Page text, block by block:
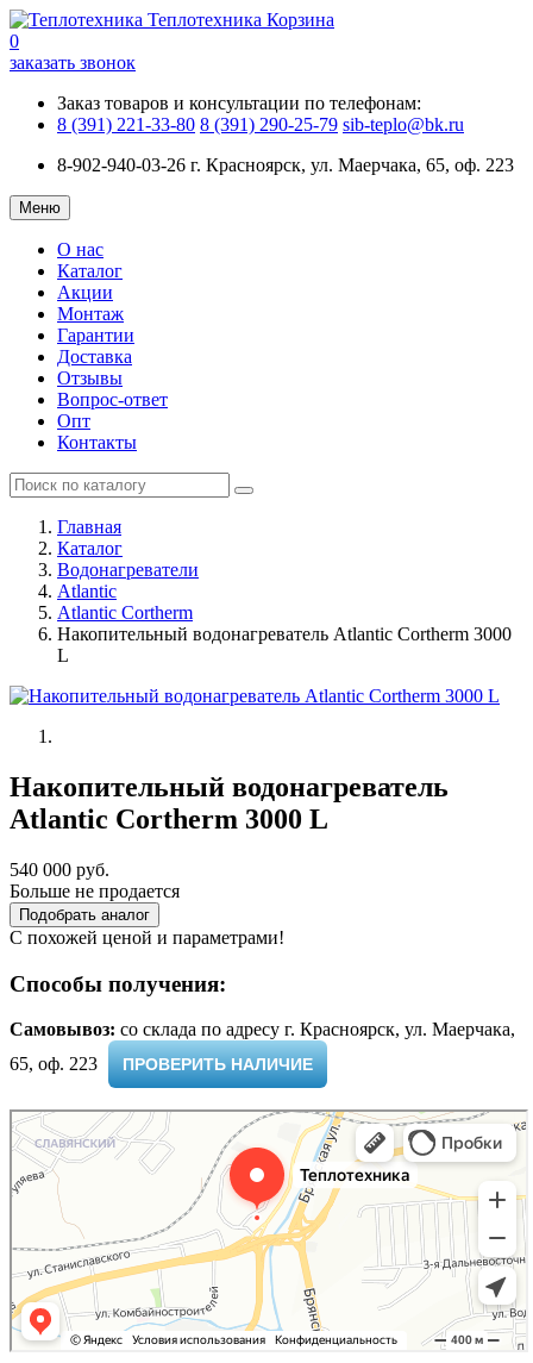
Теплотехника Корзина
0
заказать звонок
Заказ товаров и консультации по телефонам:
8 (391) 221-33-80 8 (391) 290-25-79 sib-teplo@bk.ru
8-902-940-03-26 г. Красноярск, ул. Маерчака, 65, оф. 223
Меню
О нас
Каталог
Акции
Монтаж
Гарантии
Доставка
Отзывы
Вопрос-ответ
Опт
Контакты
Главная
Каталог
Водонагреватели
Atlantic
Atlantic Cortherm
Накопительный водонагреватель Atlantic Cortherm 3000
L
Накопительный водонагреватель
Atlantic Cortherm 3000 L
540 000 руб.
Больше не продается
Подобрать аналог
С похожей ценой и параметрами!
Способы получения:
Самовывоз: cо склада по адресу г. Красноярск, ул. Маерчака,
65, оф. 223 ​
ПРОВЕРИТЬ НАЛИЧИЕ